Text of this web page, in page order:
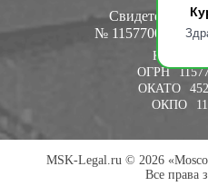
Свидетельство
№ 1157700020950
КПП
ОГРН
ОКАТО
ОКПО
MSK-Legal.ru © 2026
Все права